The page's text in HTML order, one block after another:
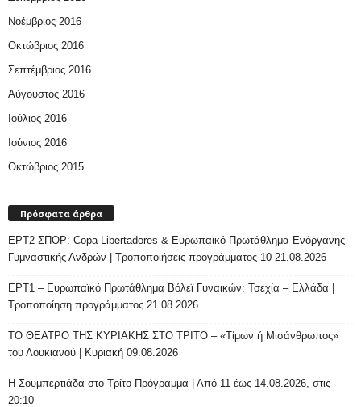
Νοέμβριος 2016
Οκτώβριος 2016
Σεπτέμβριος 2016
Αύγουστος 2016
Ιούλιος 2016
Ιούνιος 2016
Οκτώβριος 2015
Πρόσφατα άρθρα
ΕΡΤ2 ΣΠΟΡ: Copa Libertadores & Ευρωπαϊκό Πρωτάθλημα Ενόργανης
Γυμναστικής Ανδρών | Τροποποιήσεις προγράμματος 10-21.08.2026
ΕΡΤ1 – Ευρωπαϊκό Πρωτάθλημα Βόλεϊ Γυναικών: Τσεχία – Ελλάδα |
Τροποποίηση προγράμματος 21.08.2026
ΤΟ ΘΕΑΤΡΟ ΤΗΣ ΚΥΡΙΑΚΗΣ ΣΤΟ ΤΡΙΤΟ – «Τίμων ή Μισάνθρωπος»
του Λουκιανού | Κυριακή 09.08.2026
H Σουμπερτιάδα στο Τρίτο Πρόγραμμα | Από 11 έως 14.08.2026, στις
20:10